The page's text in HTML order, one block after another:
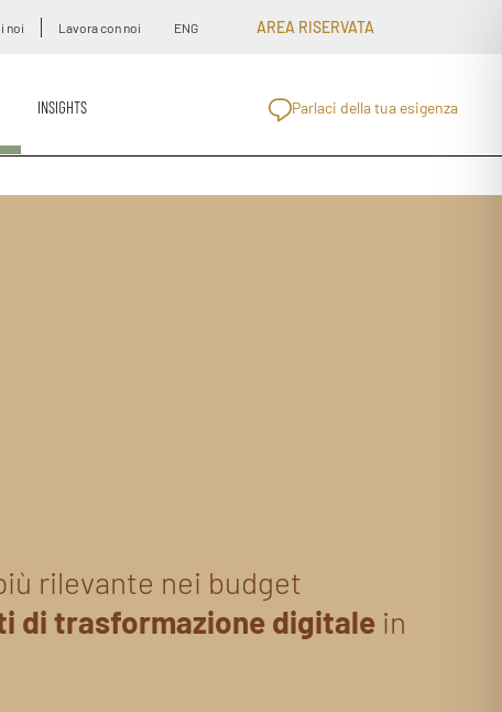
noi Lavora con noi ENG AREA RISERVATA
INSIGHTS Parlaci della tua esigenza
rilevante nei budget
di trasformazione digitale in